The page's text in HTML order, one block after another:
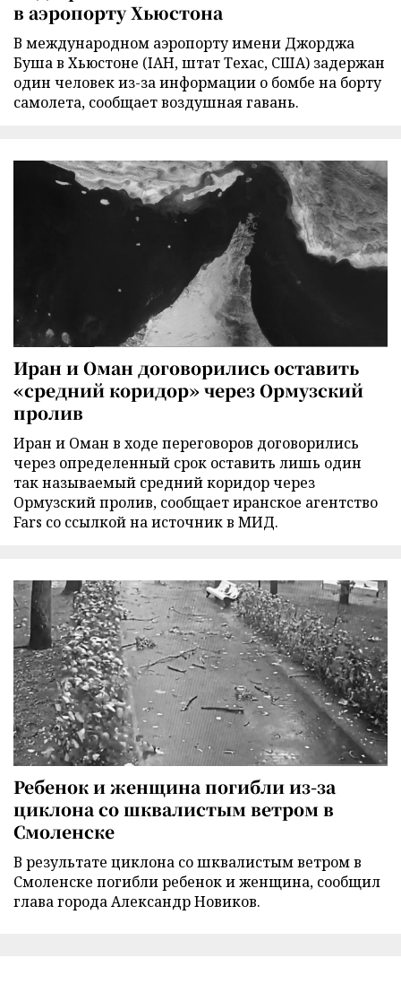
в аэропорту Хьюстона
В международном аэропорту имени Джорджа
Буша в Хьюстоне (IAH, штат Техас, США) задержан
один человек из-за информации о бомбе на борту
самолета, сообщает воздушная гавань.
Иран и Оман договорились оставить
«средний коридор» через Ормузский
пролив
Иран и Оман в ходе переговоров договорились
через определенный срок оставить лишь один
так называемый средний коридор через
Ормузский пролив, сообщает иранское агентство
Fars со ссылкой на источник в МИД.
Ребенок и женщина погибли из-за
циклона со шквалистым ветром в
Смоленске
В результате циклона со шквалистым ветром в
Смоленске погибли ребенок и женщина, сообщил
глава города Александр Новиков.